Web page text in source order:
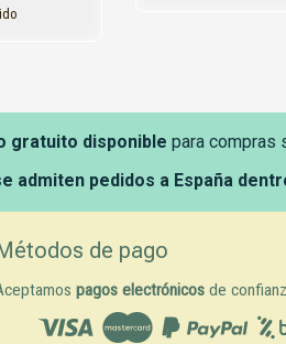
gratuito disponible para compras
admiten pedidos a España
de pago
pagos electrónicosde